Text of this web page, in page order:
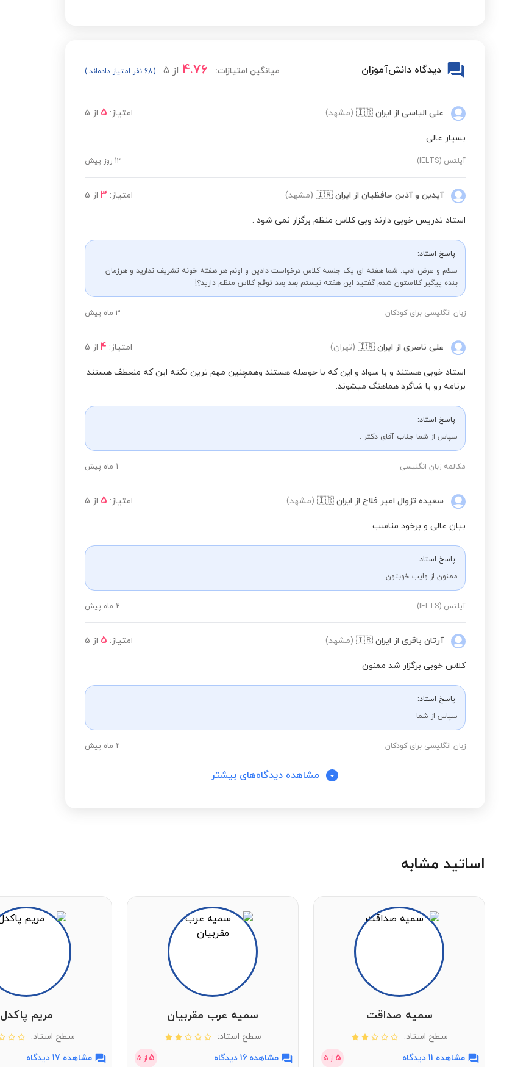
دیدگاه دانش‌آموزان میانگین امتیازات: 4.76 از 5 (68 نفر امتیاز داده‌اند.)
علی الیاسی از ایران 🇮🇷 (مشهد) امتیاز: 5 از 5
بسیار عالی
آیلتس (IELTS) 13 روز پیش
آیدین و آذین حافظیان از ایران 🇮🇷 (مشهد) امتیاز: 3 از 5
استاد تدریس خوبی دارند وبی کلاس منظم برگزار نمی شود .
پاسخ استاد:
سلام و عرض ادب. شما هفته ای یک جلسه کلاس درخواست دادین و اونم هر هفته خونه تشریف ندارید و هرزمان
بنده پیگیر کلاستون شدم گفتید این هفته نیستم بعد بعد توقع کلاس منظم دارید؟!
زبان انگلیسی برای کودکان 3 ماه پیش
علی ناصری از ایران 🇮🇷 (تهران) امتیاز: 4 از 5
استاد خوبی هستند و با سواد و این که با حوصله هستند وهمچنین مهم ترین نکته این که منعطف هستند
برنامه رو با شاگرد هماهنگ میشوند.
پاسخ استاد:
سپاس از شما جناب آقای دکتر .
مکالمه زبان انگلیسی 1 ماه پیش
سعیده تزوال امیر فلاح از ایران 🇮🇷 (مشهد) امتیاز: 5 از 5
بیان عالی و برخود مناسب
پاسخ استاد:
ممنون از وایب خوبتون
آیلتس (IELTS) 2 ماه پیش
آرتان باقری از ایران 🇮🇷 (مشهد) امتیاز: 5 از 5
کلاس خوبی برگزار شد ممنون
پاسخ استاد:
سپاس از شما
زبان انگلیسی برای کودکان 2 ماه پیش
مشاهده دیدگاه‌های بیشتر
اساتید مشابه
سمیه صداقت
سطح استاد:
مشاهده 11 دیدگاه
5 از 5
سمیه عرب مقربیان
سطح استاد:
مشاهده 16 دیدگاه
5 از 5
مریم پاکدل
سطح استاد:
مشاهده 17 دیدگاه